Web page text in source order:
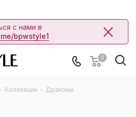
с нами в
bpwstyle1
0
- Коллекции - Драконы